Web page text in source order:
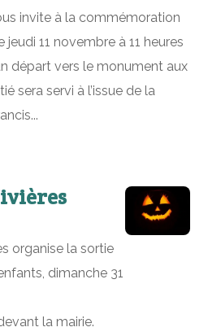
invite à la commémoration
jeudi 11 novembre à 11 heures
départ vers le monument aux
sera servi à l’issue de la
organise la sortie
dimanche 31
la mairie.